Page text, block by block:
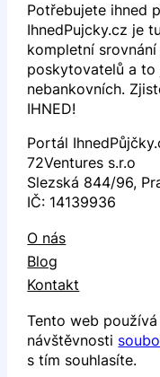
Potřebujete ihned
IhnedPujcky.cz je
kompletní
poskytovatelů a to
nebankovních.
IHNED!
Portál
72Ventures s.r.o
Slezská 844/96,
IČ: 14139936
O nás
Blog
Kontakt
Tento web
návštěvnosti
s tím souhlasíte.